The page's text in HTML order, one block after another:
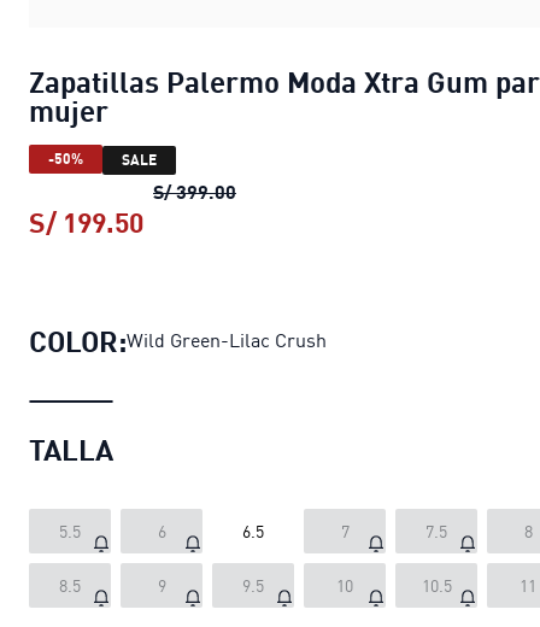
Zapatillas Palermo Moda Xtra Gum
mujer
-50% SALE
S/ 399.00Zapatillas Palermo Moda Xtra
S/ 199.50
COLOR:Wild Green-Lilac Crush
TALLA
5.5 6 6.5 7 7.5 8
8.5 9 9.5 10 10.5 11